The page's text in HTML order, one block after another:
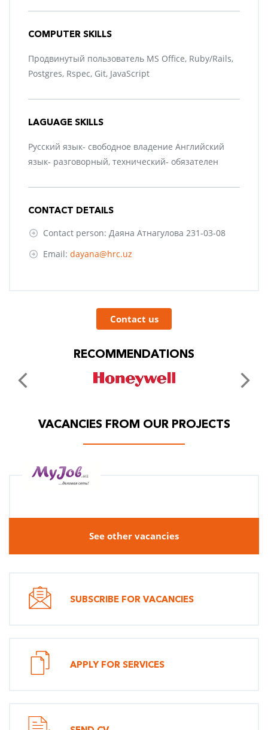
COMPUTER SKILLS
Продвинутый пользователь MS Office, Ruby/Rails,
Postgres, Rspec, Git, JavaScript
LAGUAGE SKILLS
Русский язык- свободное владение Английский
язык- разговорный, технический- обязателен
CONTACT DETAILS
Contact person: Даяна Атнагулова 231-03-08
Email: dayana@hrc.uz
Contact us
RECOMMENDATIONS
VACANCIES FROM OUR PROJECTS
See other vacancies
SUBSCRIBE FOR VACANCIES
APPLY FOR SERVICES